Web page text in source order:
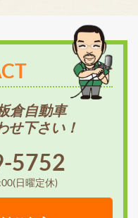
倉自動車
せ下さい！
5752
日曜定休)